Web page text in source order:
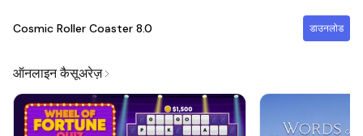
Cosmic Roller Coaster 8.0 डाउनलोड
ऑनलाइन कैसूअरेज़